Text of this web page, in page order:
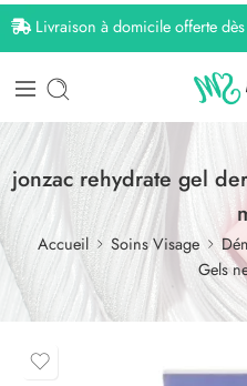
Livraison à domicile offerte
jonzac rehydrate gel
Accueil Soins Visage
Gels